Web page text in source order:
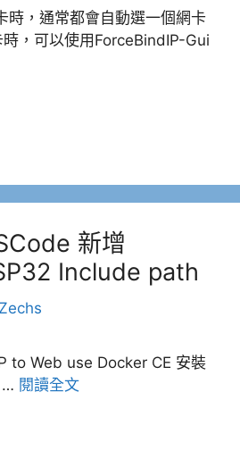
時，通常都會自動選一個網卡
，可以使用ForceBindIP-Gui
新增
Include path
Zechs
to Web use Docker CE 安裝
… 閱讀全文